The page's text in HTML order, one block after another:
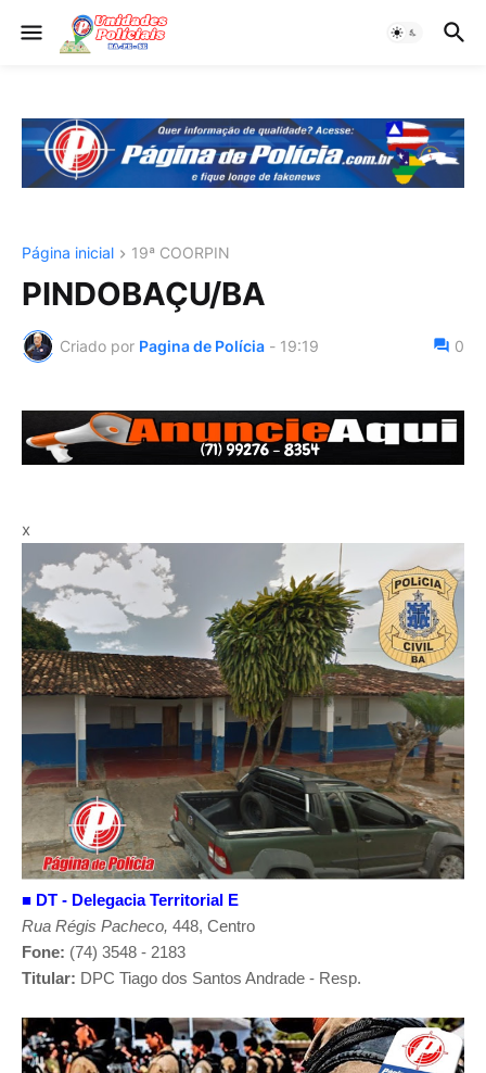
Página inicial 19ª COORPIN
PINDOBAÇU/BA
Criado por Pagina de Polícia - 19:19 0
x
■ DT - Delegacia Territorial E
Rua Régis Pacheco, 448, Centro
Fone: (74) 3548 - 2183
Titular: DPC Tiago dos Santos Andrade - Resp.